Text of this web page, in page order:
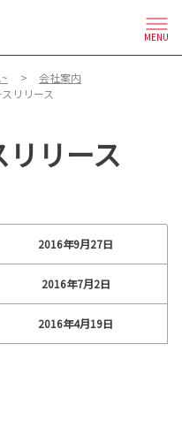
MENU
会社案内
リリース
リース
2016年9月27日
2016年7月2日
2016年4月19日